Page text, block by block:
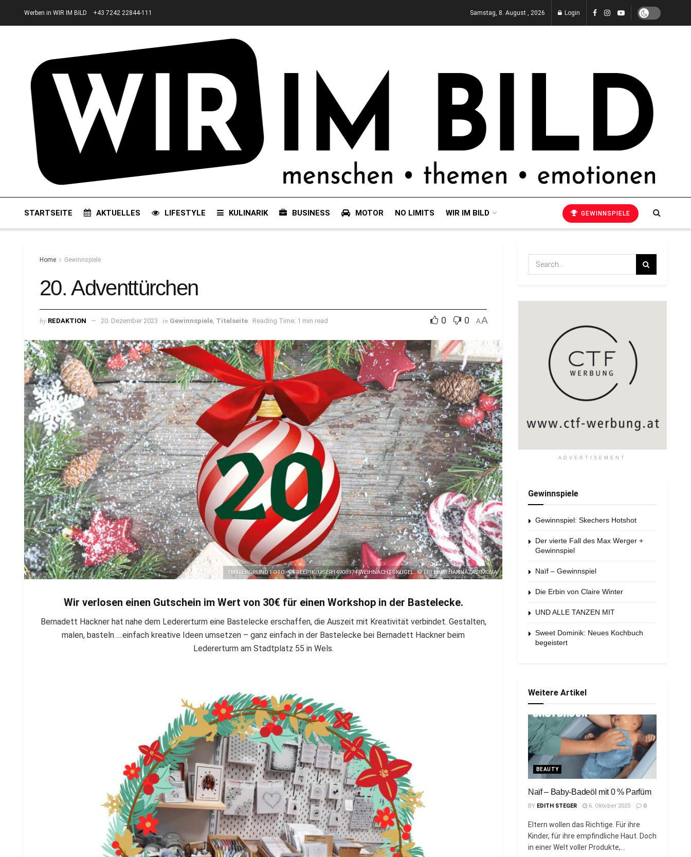
Werben in WIR IM BILD +43 7242 22844-111 Samstag, 8. August , 2026 Login
STARTSEITE AKTUELLES LIFESTYLE KULINARIK BUSINESS MOTOR NO LIMITS WIR IM BILD GEWINNSPIELE
Home Gewinnspiele
20. Adventtürchen
by REDAKTION 20. Dezember 2023 in Gewinnspiele Titelseite Reading Time: 1 min read 0 0 AA
HINTERGRUND FOTO: ©FREEPIK/USER14908974 WEIHNACHTSKUGEL: © FREEPIK/HANNAZASIMOVA
Wir verlosen einen Gutschein im Wert von 30€ für einen Workshop in der Bastelecke.
Bernadett Hackner hat nahe dem Ledererturm eine Bastelecke erschaffen, die Auszeit mit Kreativität verbindet. Gestalten,
malen, basteln…..einfach kreative Ideen umsetzen – ganz einfach in der Bastelecke bei Bernadett Hackner beim
Ledererturm am Stadtplatz 55 in Wels.
ADVERTISEMENT
Gewinnspiele
Gewinnspiel: Skechers Hotshot
Der vierte Fall des Max Werger +
Gewinnspiel
Naïf – Gewinnspiel
Die Erbin von Claire Winter
UND ALLE TANZEN MIT
Sweet Dominik: Neues Kochbuch
begeistert
Weitere Artikel
BEAUTY
Naïf – Baby-Badeöl mit 0 % Parfüm
BY EDITH STEGER 6. Oktober 2025 0
Eltern wollen das Richtige. Für ihre
Kinder, für ihre empfindliche Haut. Doch
in einer Welt voller Produkte,...